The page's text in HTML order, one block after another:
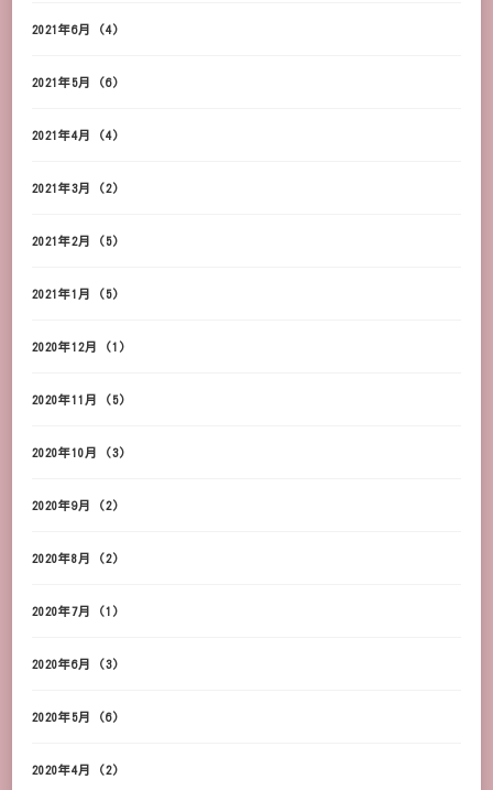
2021年6月 (4)
2021年5月 (6)
2021年4月 (4)
2021年3月 (2)
2021年2月 (5)
2021年1月 (5)
2020年12月 (1)
2020年11月 (5)
2020年10月 (3)
2020年9月 (2)
2020年8月 (2)
2020年7月 (1)
2020年6月 (3)
2020年5月 (6)
2020年4月 (2)